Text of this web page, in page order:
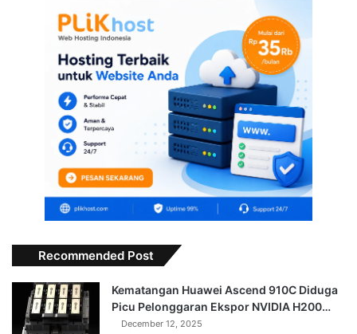
Recommended Post
Kematangan Huawei Ascend 910C Diduga
Picu Pelonggaran Ekspor NVIDIA H200…
December 12, 2025